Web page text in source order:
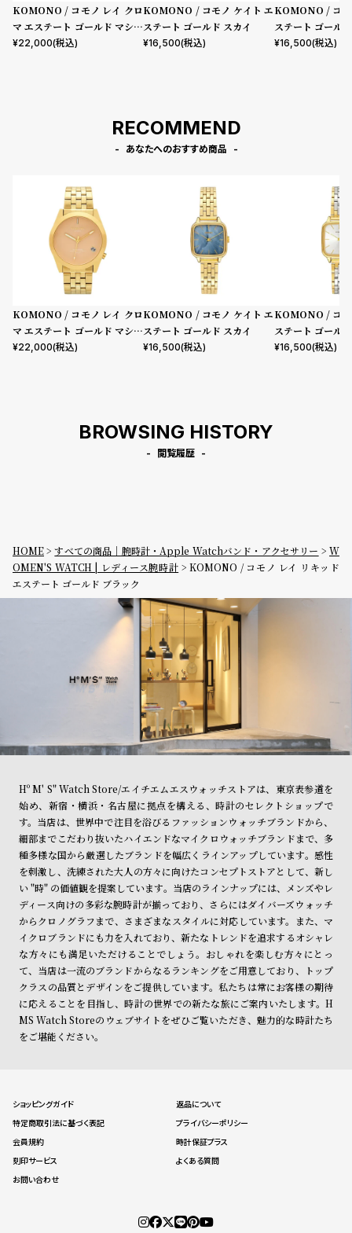
KOMONO / コモノ レイ クロ
マ エステート ゴールド マシュ
マロ
¥22,000(税込)
KOMONO / コモノ ケイト エ
ステート ゴールド スカイ
¥16,500(税込)
KOMONO / コ
ステート ゴール
¥16,500(税込)
RECOMMEND
あなたへのおすすめ商品
KOMONO / コモノ レイ クロ
マ エステート ゴールド マシュ
マロ
¥22,000(税込)
KOMONO / コモノ ケイト エ
ステート ゴールド スカイ
¥16,500(税込)
KOMONO / コ
ステート ゴール
¥16,500(税込)
BROWSING HISTORY
閲覧履歴
HOME すべての商品｜腕時計・Apple Watchバンド・アクセサリー
W
OMEN'S WATCH | レディース腕時計
KOMONO / コモノ レイ リキッド
エステート ゴールド ブラック
Hº M' S" Watch Store/エイチエムエスウォッチストアは、東京表参道を
始め、新宿・横浜・名古屋に拠点を構える、時計のセレクトショップで
す。当店は、世界中で注目を浴びるファッションウォッチブランドから、
細部までこだわり抜いたハイエンドなマイクロウォッチブランドまで、多
種多様な国から厳選したブランドを幅広くラインアップしています。感性
を刺激し、洗練された大人の方々に向けたコンセプトストアとして、新し
い "時" の価値観を提案しています。当店のラインナップには、メンズやレ
ディース向けの多彩な腕時計が揃っており、さらにはダイバーズウォッチ
からクロノグラフまで、さまざまなスタイルに対応しています。また、マ
イクロブランドにも力を入れており、新たなトレンドを追求するオシャレ
な方々にも満足いただけることでしょう。おしゃれを楽しむ方々にとっ
て、当店は一流のブランドからなるランキングをご用意しており、トップ
クラスの品質とデザインをご提供しています。私たちは常にお客様の期待
に応えることを目指し、時計の世界での新たな旅にご案内いたします。H
MS Watch Storeのウェブサイトをぜひご覧いただき、魅力的な時計たち
をご堪能ください。
ショッピングガイド
返品について
特定商取引法に基づく表記
プライバシーポリシー
会員規約
時計保証プラス
刻印サービス
よくある質問
お問い合わせ